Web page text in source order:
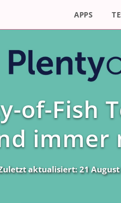
APPS
of-Fish
immer
aktualisiert:21